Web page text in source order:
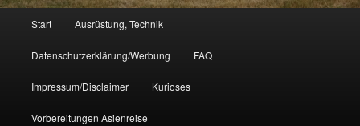
Start Ausrüstung, Technik
Datenschutzerklärung/Werbung FAQ
Impressum/Disclaimer Kurioses
Vorbereitungen Asienreise